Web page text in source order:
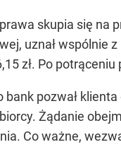
skupia się na
uznał wspólnie
zł. Po
bank pozwał
Żądanie
Co ważne,